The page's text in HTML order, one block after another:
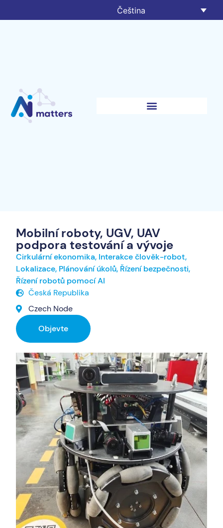
Čeština
Mobilní roboty, UGV, UAV
podpora testování a vývoje
Cirkulární ekonomika, Interakce člověk-robot,
Lokalizace, Plánování úkolů, Řízení bezpečnosti,
Řízení robotů pomocí AI
Česká Republika
Czech Node
Objevte